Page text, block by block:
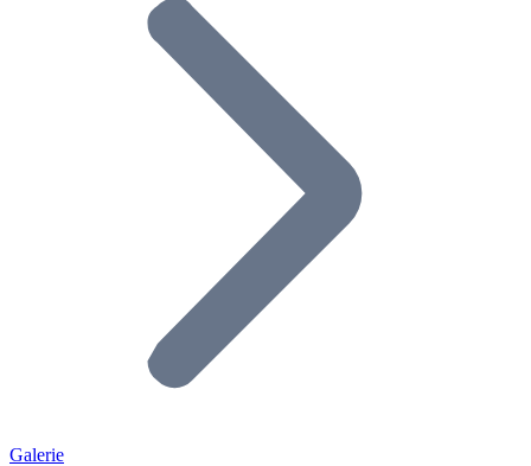
Galerie